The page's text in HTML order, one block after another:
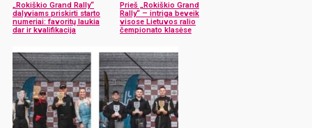
„Rokiškio Grand Rally“
dalyviams priskirti starto
numeriai: favoritų laukia
dar ir kvalifikacija
Prieš „Rokiškio Grand
Rally“ – intriga beveik
visose Lietuvos ralio
čempionato klasėse